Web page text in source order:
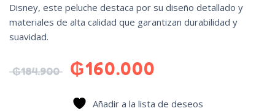
Disney, este peluche destaca por su diseño detallado y
materiales de alta calidad que garantizan durabilidad y
suavidad.
₲184.900 ₲160.000
Añadir a la lista de deseos